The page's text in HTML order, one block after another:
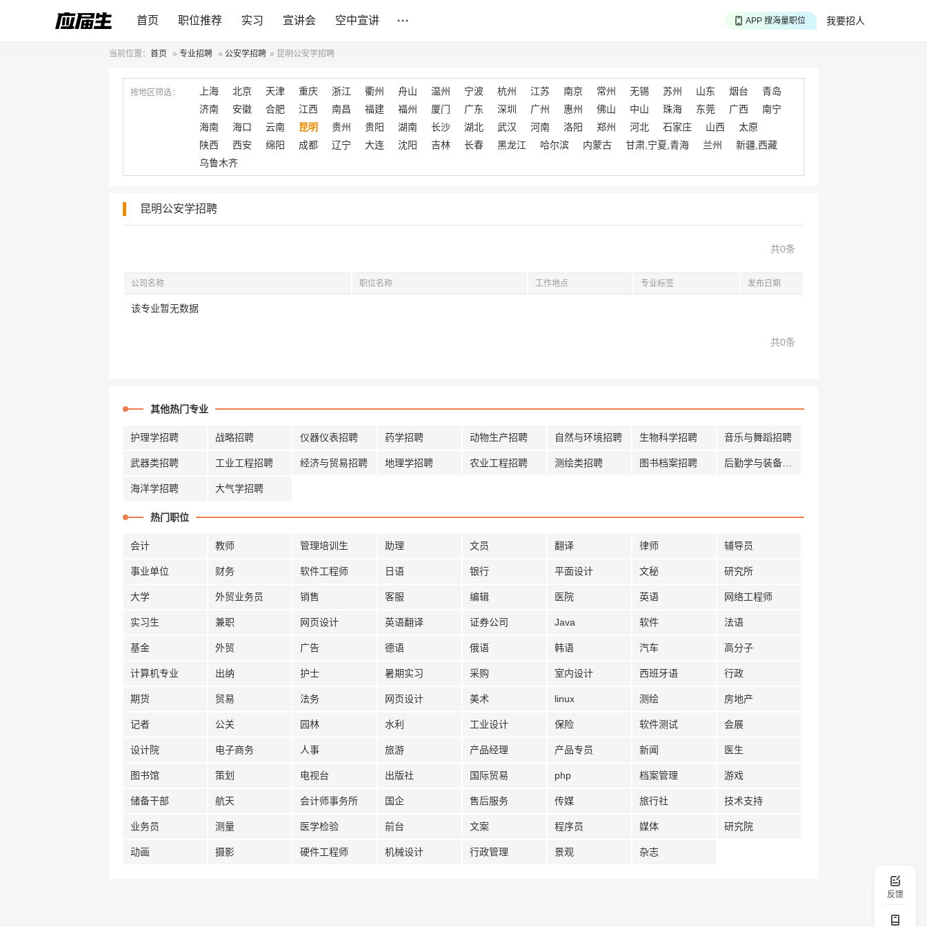
反馈
首页 职位推荐 实习 宣讲会 空中宣讲 我要招人
APP 搜海量职位
当前位置： 首页 » 专业招聘 » 公安学招聘 » 昆明公安学招聘
按地区筛选： 上海 北京 天津 重庆 浙江 衢州 舟山 温州 宁波 杭州 江苏 南京 常州 无锡 苏州 山东 烟台
青岛
济南
安徽 合肥 江西 南昌 福建 福州 厦门 广东 深圳 广州 惠州 佛山 中山 珠海 东莞 广西
南宁
海南
海口 云南 昆明 贵州 贵阳 湖南 长沙 湖北 武汉 河南 洛阳 郑州 河北 石家庄 山西
太原
陕西
西安 绵阳 成都 辽宁 大连 沈阳 吉林 长春 黑龙江 哈尔滨 内蒙古 甘肃,宁夏,青海 兰州
新疆,西藏
乌鲁木齐
昆明公安学招聘
共0条
公司名称 职位名称 工作地点 专业标签 发布日期
该专业暂无数据
共0条
其他热门专业
护理学招聘 战略招聘 仪器仪表招聘 药学招聘 动物生产招聘 自然与环境招聘 生物科学招聘 音乐与舞蹈招聘
武器类招聘 工业工程招聘 经济与贸易招聘 地理学招聘 农业工程招聘 测绘类招聘 图书档案招聘
海洋学招聘 大气学招聘
热门职位
会计 教师 管理培训生 助理 文员 翻译 律师 辅导员
事业单位 财务 软件工程师 日语 银行 平面设计 文秘 研究所
大学 外贸业务员 销售 客服 编辑 医院 英语 网络工程师
实习生 兼职 网页设计 英语翻译 证券公司 Java 软件 法语
基金 外贸 广告 德语 俄语 韩语 汽车 高分子
计算机专业 出纳 护士 暑期实习 采购 室内设计 西班牙语 行政
期货 贸易 法务 网页设计 美术 linux 测绘 房地产
记者 公关 园林 水利 工业设计 保险 软件测试 会展
设计院 电子商务 人事 旅游 产品经理 产品专员 新闻 医生
图书馆 策划 电视台 出版社 国际贸易 php 档案管理 游戏
储备干部 航天 会计师事务所 国企 售后服务 传媒 旅行社 技术支持
业务员 测量 医学检验 前台 文案 程序员 媒体 研究院
动画 摄影 硬件工程师 机械设计 行政管理 景观 杂志